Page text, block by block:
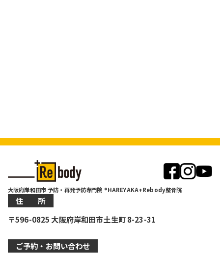
大阪府岸和田市 予防・再発予防専門院 ®HAREYAKA+Rebody整骨院
住 所
〒596-0825 大阪府岸和田市土生町 8-23-31
ご予約・お問い合わせ